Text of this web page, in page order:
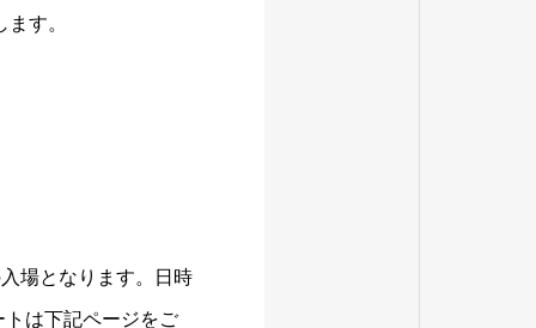
す。
場となります。日時
は下記ページをご